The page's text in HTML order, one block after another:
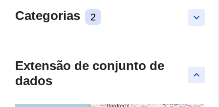
keyboard_arrow_down
Categorias 2
keyboard_arrow_up
Extensão de conjunto de
dados